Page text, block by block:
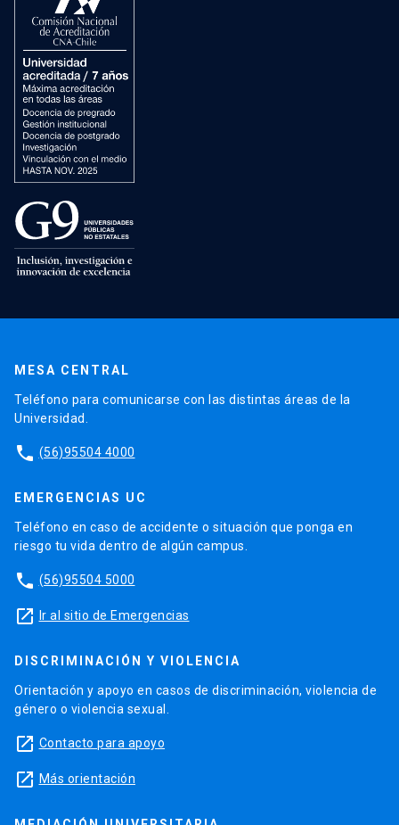
MESA CENTRAL
Teléfono para comunicarse con las distintas áreas de la
Universidad.
phone (56)95504 4000
EMERGENCIAS UC
Teléfono en caso de accidente o situación que ponga en
riesgo tu vida dentro de algún campus.
phone (56)95504 5000
launch Ir al sitio de Emergencias
DISCRIMINACIÓN Y VIOLENCIA
Orientación y apoyo en casos de discriminación, violencia de
género o violencia sexual.
launch Contacto para apoyo
launch Más orientación